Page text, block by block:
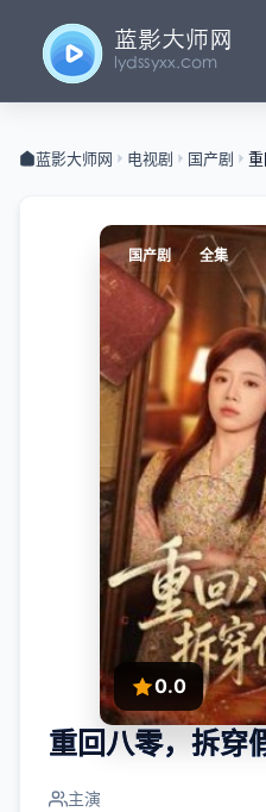
蓝影大师网 电视剧 国产剧
国产剧 全集
0.0
重回八零，拆穿
主演